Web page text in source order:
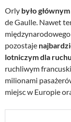
Orly było
de Gaulle. Nawet
pozostaje
lotniczym dla
ruchliwym
milionami
miejsc w Europie